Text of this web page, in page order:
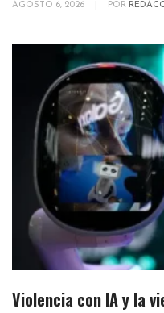
AGOSTO 6, 2026 POR
Violencia con IA y la